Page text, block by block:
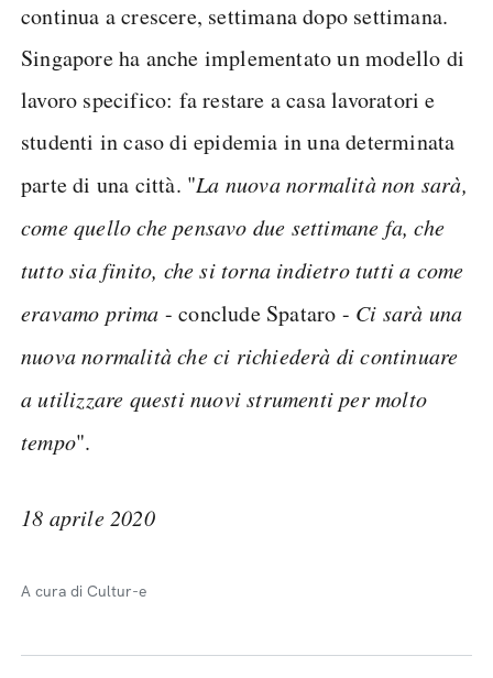
continua a crescere, settimana dopo settimana.
Singapore ha anche implementato un modello di
lavoro specifico: fa restare a casa lavoratori e
studenti in caso di epidemia in una determinata
parte di una città. "La nuova normalità non sarà,
come quello che pensavo due settimane fa, che
tutto sia finito, che si torna indietro tutti a come
eravamo prima - conclude Spataro - Ci sarà una
nuova normalità che ci richiederà di continuare
a utilizzare questi nuovi strumenti per molto
tempo".
18 aprile 2020
A cura di Cultur-e